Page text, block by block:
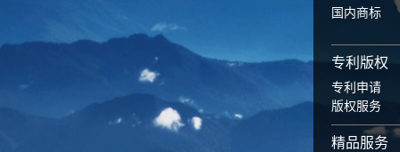
国内商标
专利版权
专利申请
版权服务
精品服务